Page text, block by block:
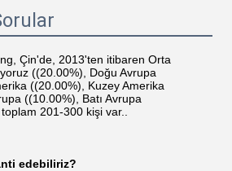
Çin'de, 2013'ten itibaren Orta
((20.00%), Doğu Avrupa
((20.00%), Kuzey Amerika
((10.00%), Batı Avrupa
201-300 kişi var..
edebiliriz?